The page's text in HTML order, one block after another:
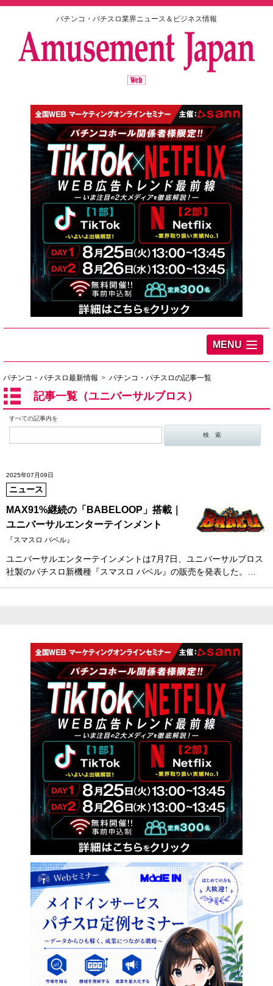
パチンコ・パチスロ業界ニュース＆ビジネス情報
MENU
パチンコ・パチスロ最新情報 パチンコ・パチスロの記事一覧
記事一覧（ユニバーサルブロス）
すべての記事内を
2025年07月09日
ニュース
MAX91%継続の「BABELOOP」搭載｜
ユニバーサルエンターテインメント
『スマスロ バベル』
ユニバーサルエンターテインメントは7月7日、ユニバーサルブロス
社製のパチスロ新機種『スマスロ バベル』の販売を発表した。…